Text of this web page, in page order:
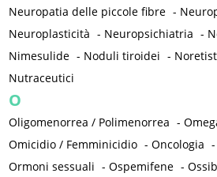
Neuropatia delle piccole fibre -
Neuroplasticità - Neuropsichiatria -
Nimesulide - Noduli tiroidei -
Nutraceutici
O
Oligomenorrea / Polimenorrea -
Omicidio / Femminicidio -Oncologia
Ormoni sessuali -Ospemifene -